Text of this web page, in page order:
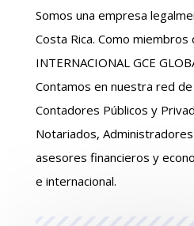
Somos una empresa
Costa Rica. Como miembros
INTERNACIONAL GCE
Contamos en nuestra red
Contadores Públicos y
Notariados,
asesores financieros y
e internacional.